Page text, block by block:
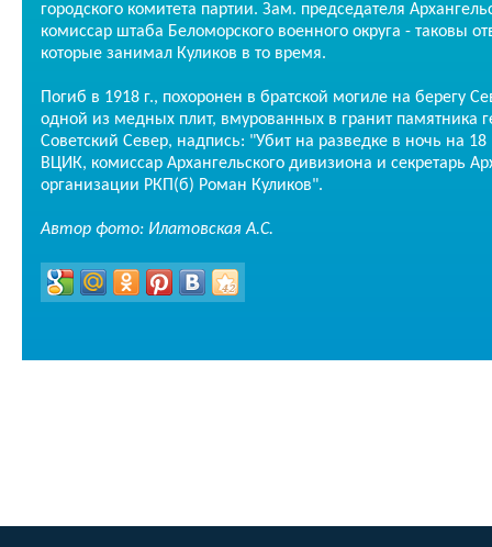
городского комитета партии. Зам. председателя
комиссар штаба Беломорского военного округа - таковы
которые занимал Куликов в то время.
Погиб в 1918 г., похоронен в братской могиле на берегу
одной из медных плит, вмурованных в гранит памятника
Советский Север, надпись: "Убит на разведке в ночь на
ВЦИК, комиссар Архангельского дивизиона и секретарь
организации РКП(б) Роман Куликов".
Автор фото: Илатовская А.С.